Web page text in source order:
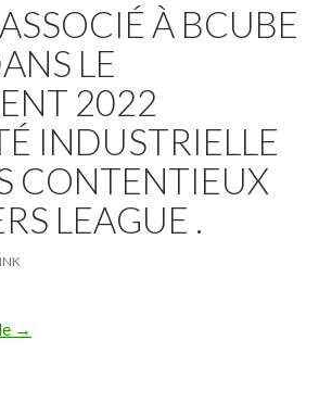
À BCUBE
LE
2022
INDUSTRIELLE
CONTENTIEUX
LEAGUE .
Redlink associé à Bcube figure dans le
→